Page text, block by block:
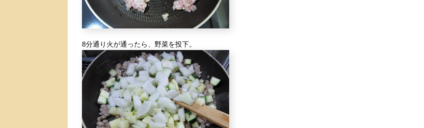
8分通り火が通ったら、野菜を投下。